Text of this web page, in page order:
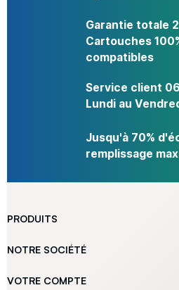
Garantie totale
Cartouches
compatibles
Service client
Lundi au
Jusqu'à 70%
remplissage
PRODUITS
NOTRE SOCIÉTÉ
VOTRE COMPTE